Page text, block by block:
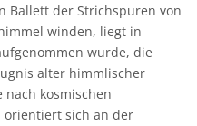
Ballett der Strichspuren von
winden, liegt in
wurde, die
alter himmlischer
nach kosmischen
orientiert sich an der